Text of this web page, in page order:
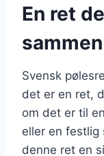
En ret
sammen
Svensk
det er en ret,
om det er til
eller en festlig
denne ret en